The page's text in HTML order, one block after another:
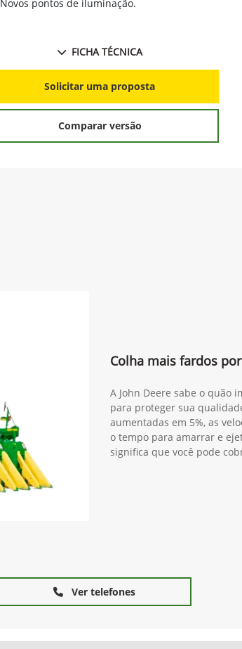
Novos pontos de iluminação.
FICHA TÉCNICA
Solicitar uma proposta
Comparar versão
Colha mais fardos
A John Deere sabe o quão
para proteger sua
aumentadas em 5%, as
o tempo para amarrar e
significa que você pode
Ver telefones